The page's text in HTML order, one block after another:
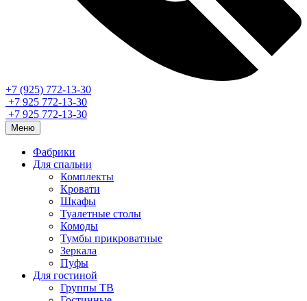
+7 (925) 772-13-30
+7 925 772-13-30
+7 925 772-13-30
Меню
Фабрики
Для спальни
Комплекты
Кровати
Шкафы
Туалетные столы
Комоды
Тумбы прикроватные
Зеркала
Пуфы
Для гостиной
Группы ТВ